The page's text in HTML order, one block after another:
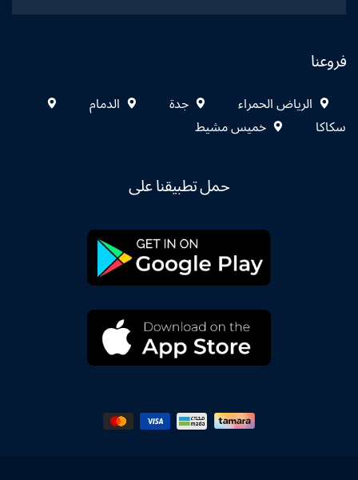
فروعنا
الرياض الحمراء جدة
الدمام
سكاكا
خميس مشيط
حمل تطبيقنا على